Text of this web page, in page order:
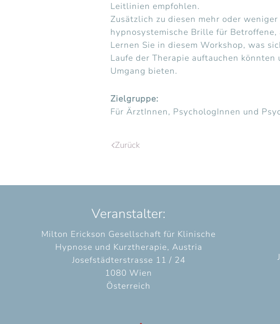
Leitlinien empfohlen.
Zusätzlich zu diesen mehr oder
hypnosystemische Brille für
Lernen Sie in diesem Workshop, was
Laufe der Therapie auftauchen
Umgang bieten.
Zielgruppe:
Für ÄrztInnen, PsychologInnen und
Zurück
Veranstalter:
Milton Erickson Gesellschaft für Klinische
Hypnose und Kurztherapie, Austria
Josefstädterstrasse 11 / 24
1080 Wien
Österreich